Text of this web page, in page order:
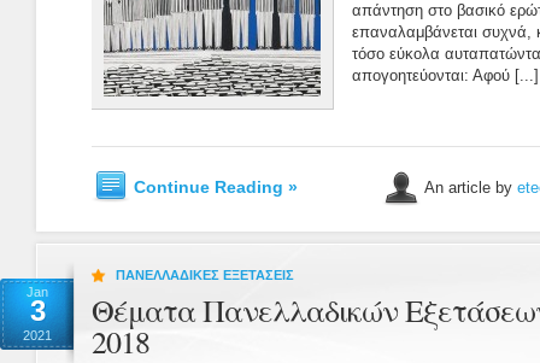
απάντηση στο βασικό
επαναλαμβάνεται συχνά,
τόσο εύκολα
απογοητεύονται: Αφού [...]
Continue Reading » An article by
Jan
3
2021
ΠΑΝΕΛΛΑΔΙΚΕΣ ΕΞΕΤΑΣΕΙΣ
Θέματα Πανελλαδικών
2018